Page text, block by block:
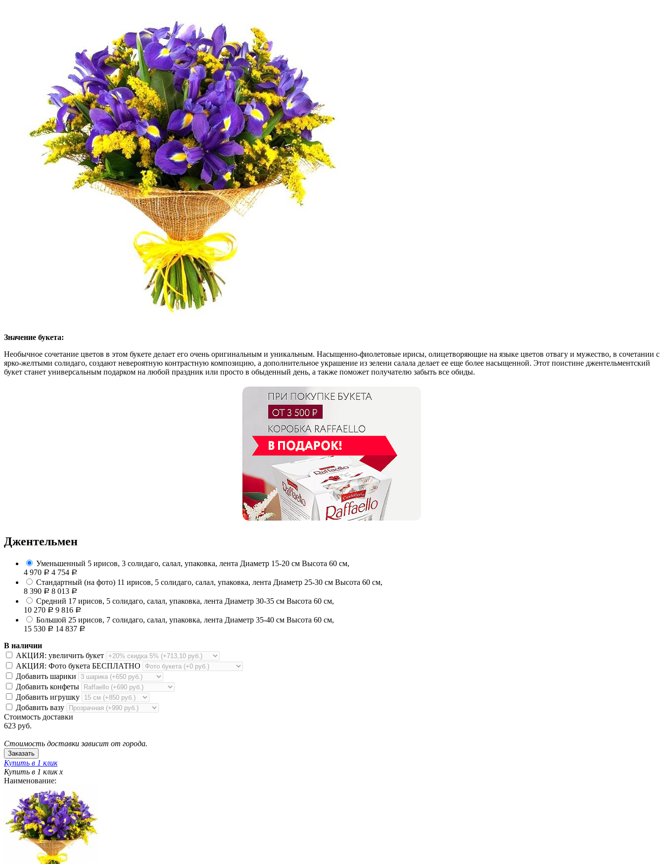
Значение букета:
Необычное сочетание цветов в этом букете делает его очень оригинальным и уникальным. Насыщенно-фиолетовые ирисы, олицетворяющие на языке цветов отвагу и мужество, в сочетании с
ярко-желтыми солидаго, создают невероятную контрастную композицию, а дополнительное украшение из зелени салала делает ее еще более насыщенной. Этот поистине джентельментский
букет станет универсальным подарком на любой праздник или просто в обыденный день, а также поможет получателю забыть все обиды.
Джeнтельмен
Уменьшенный 5 ирисов, 3 солидаго, салал, упаковка, лента Диаметр 15-20 см Высота 60 см,
4 970 Р 4 754 Р
Стандартный (на фото) 11 ирисов, 5 солидаго, салал, упаковка, лента Диаметр 25-30 см Высота 60 см,
8 390 Р 8 013 Р
Средний 17 ирисов, 5 солидаго, салал, упаковка, лента Диаметр 30-35 см Высота 60 см,
10 270 Р 9 816 Р
Большой 25 ирисов, 7 солидаго, салал, упаковка, лента Диаметр 35-40 см Высота 60 см,
15 530 Р 14 837 Р
В наличии
АКЦИЯ: увеличить букет
АКЦИЯ: Фото букета БЕСПЛАТНО
Добавить шарики
Добавить конфеты
Добавить игрушку
Добавить вазу
Стоимость доставки
623 руб.
Стоимость доставки зависит от города.
Купить в 1 клик
Купить в 1 клик x
Наименование: